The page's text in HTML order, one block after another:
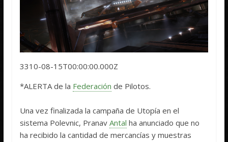
3310-08-15T00:00:00.000Z
*ALERTA de la Federación de Pilotos.
Una vez finalizada la campaña de Utopía en el
sistema Polevnic, PranavAntal ha anunciado que no
ha recibido la cantidad de mercancías y muestras